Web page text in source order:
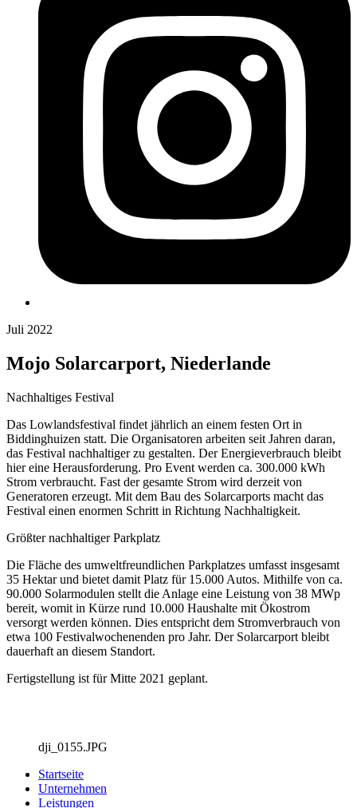
Juli 2022
Mojo Solarcarport, Niederlande
Nachhaltiges Festival
Das Lowlandsfestival findet jährlich an einem festen Ort in
Biddinghuizen statt. Die Organisatoren arbeiten seit Jahren daran,
das Festival nachhaltiger zu gestalten. Der Energieverbrauch bleibt
hier eine Herausforderung. Pro Event werden ca. 300.000 kWh
Strom verbraucht. Fast der gesamte Strom wird derzeit von
Generatoren erzeugt. Mit dem Bau des Solarcarports macht das
Festival einen enormen Schritt in Richtung Nachhaltigkeit.
Größter nachhaltiger Parkplatz
Die Fläche des umweltfreundlichen Parkplatzes umfasst insgesamt
35 Hektar und bietet damit Platz für 15.000 Autos. Mithilfe von ca.
90.000 Solarmodulen stellt die Anlage eine Leistung von 38 MWp
bereit, womit in Kürze rund 10.000 Haushalte mit Ökostrom
versorgt werden können. Dies entspricht dem Stromverbrauch von
etwa 100 Festivalwochenenden pro Jahr. Der Solarcarport bleibt
dauerhaft an diesem Standort.
Fertigstellung ist für Mitte 2021 geplant.
dji_0155.JPG
Startseite
Unternehmen
Leistungen